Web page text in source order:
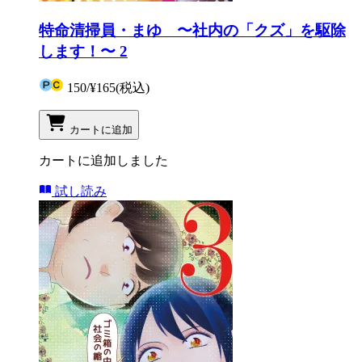
特命清掃員・まゆ 〜社内の「クズ」を駆除
します！〜 2
150/¥165(税込)
カートに追加
カートに追加しました
試し読み